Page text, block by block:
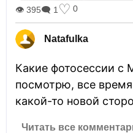
👁 395🗨 1 ♡ 0
Natafulka
Какие фотосессии с
посмотрю, все
какой-то новой
Читать все